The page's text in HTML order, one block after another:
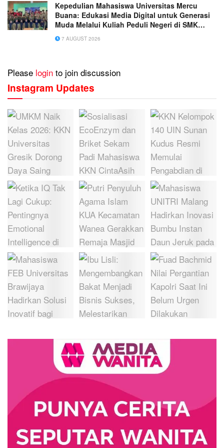
Kepedulian Mahasiswa Universitas Mercu
Buana: Edukasi Media Digital untuk Generasi
Muda Melalui Kuliah Peduli Negeri di SMK
Muhammadiyah 1 Tangerang
7 AUGUST 2026
Please login to join discussion
Instagram Updates